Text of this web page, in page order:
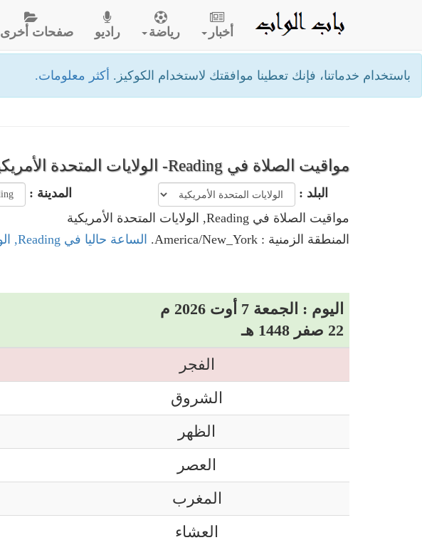
باستخدام خدماتنا، فإنك تعطينا موافقتك لاستخدام الكوكيز. أكثر معلومات.
أخبار رياضة راديو صفحات أخرى
مواقيت الصلاة في Reading- الولايات المتحدة الأمريكية
البلد :
المدينة :
مواقيت الصلاة في Reading, الولايات المتحدة الأمريكية
المنطقة الزمنية : America/New_York.
الساعة حاليا في Reading, الولايات المتحدة الأمريكية
اليوم : الجمعة 7 أوت 2026 م
22 صفر 1448 هـ
الفجر
الشروق
الظهر
العصر
المغرب
العشاء